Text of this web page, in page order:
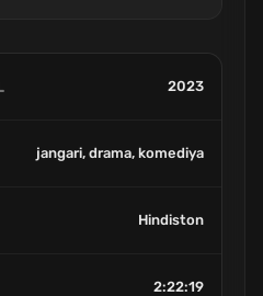
2023
jangari, drama, komediya
Hindiston
2:22:19